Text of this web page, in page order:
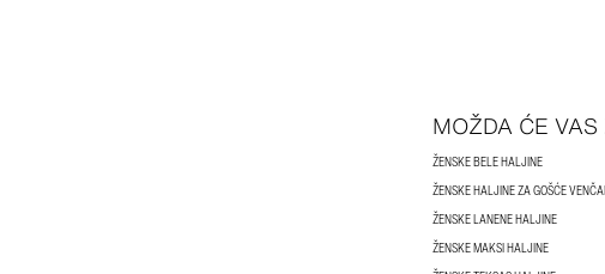
MOŽDA ĆE
ŽENSKE BELE HALJINE
ŽENSKE HALJINE ZA GOŠĆE
ŽENSKE LANENE HALJINE
ŽENSKE MAKSI HALJINE